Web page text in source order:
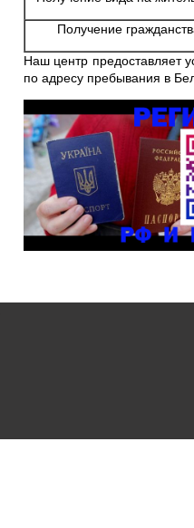
Получение
Наш центр предоставляет
по адресу пребывания в